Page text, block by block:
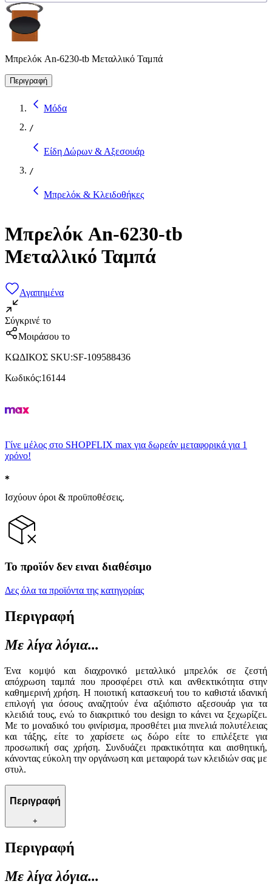
Μπρελόκ An-6230-tb Μεταλλικό Ταμπά
Περιγραφή
Μόδα
/
Είδη Δώρων & Αξεσουάρ
/
Μπρελόκ & Κλειδοθήκες
Μπρελόκ An-6230-tb
Μεταλλικό Ταμπά
Αγαπημένα
Σύγκρινέ το
Μοιράσου το
ΚΩΔΙΚΟΣ SKU:SF-109588436
Κωδικός:16144
Γίνε μέλος στο SHOPFLIX max για δωρεάν μεταφορικά για 1
χρόνο!
Ισχύουν όροι & προϋποθέσεις.
Το προϊόν δεν ειναι διαθέσιμο
Δες όλα τα προϊόντα της κατηγορίας
Περιγραφή
Με λίγα λόγια...
Ένα κομψό και διαχρονικό μεταλλικό μπρελόκ σε ζεστή
απόχρωση ταμπά που προσφέρει στιλ και ανθεκτικότητα στην
καθημερινή χρήση. Η ποιοτική κατασκευή του το καθιστά ιδανική
επιλογή για όσους αναζητούν ένα αξιόπιστο αξεσουάρ για τα
κλειδιά τους, ενώ το διακριτικό του design το κάνει να ξεχωρίζει.
Με το μοναδικό του φινίρισμα, προσθέτει μια πινελιά πολυτέλειας
και τάξης, είτε το χαρίσετε ως δώρο είτε το επιλέξετε για
προσωπική σας χρήση. Συνδυάζει πρακτικότητα και αισθητική,
κάνοντας εύκολη την οργάνωση και μεταφορά των κλειδιών σας με
στυλ.
Περιγραφή
+
Περιγραφή
Με λίγα λόγια...